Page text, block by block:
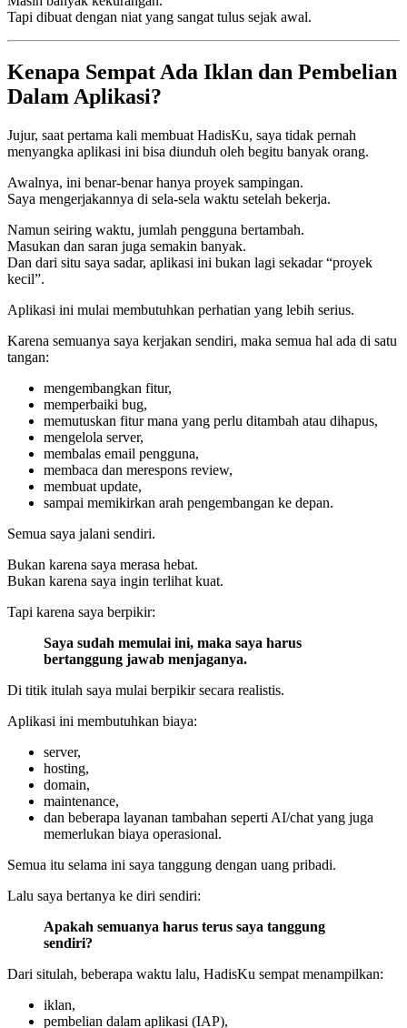
Tapi dibuat dengan niat yang sangat tulus sejak awal.
Kenapa Sempat Ada Iklan dan Pembelian
Dalam Aplikasi?
Jujur, saat pertama kali membuat HadisKu, saya tidak pernah
menyangka aplikasi ini bisa diunduh oleh begitu banyak orang.
Awalnya, ini benar-benar hanya proyek sampingan.
Saya mengerjakannya di sela-sela waktu setelah bekerja.
Namun seiring waktu, jumlah pengguna bertambah.
Masukan dan saran juga semakin banyak.
Dan dari situ saya sadar, aplikasi ini bukan lagi sekadar “proyek
kecil”.
Aplikasi ini mulai membutuhkan perhatian yang lebih serius.
Karena semuanya saya kerjakan sendiri, maka semua hal ada di satu
tangan:
mengembangkan fitur,
memperbaiki bug,
memutuskan fitur mana yang perlu ditambah atau dihapus,
mengelola server,
membalas email pengguna,
membaca dan merespons review,
membuat update,
sampai memikirkan arah pengembangan ke depan.
Semua saya jalani sendiri.
Bukan karena saya merasa hebat.
Bukan karena saya ingin terlihat kuat.
Tapi karena saya berpikir:
Saya sudah memulai ini, maka saya harus
bertanggung jawab menjaganya.
Di titik itulah saya mulai berpikir secara realistis.
Aplikasi ini membutuhkan biaya:
server,
hosting,
domain,
maintenance,
dan beberapa layanan tambahan seperti AI/chat yang juga
memerlukan biaya operasional.
Semua itu selama ini saya tanggung dengan uang pribadi.
Lalu saya bertanya ke diri sendiri:
Apakah semuanya harus terus saya tanggung
sendiri?
Dari situlah, beberapa waktu lalu, HadisKu sempat menampilkan:
iklan,
pembelian dalam aplikasi (IAP),